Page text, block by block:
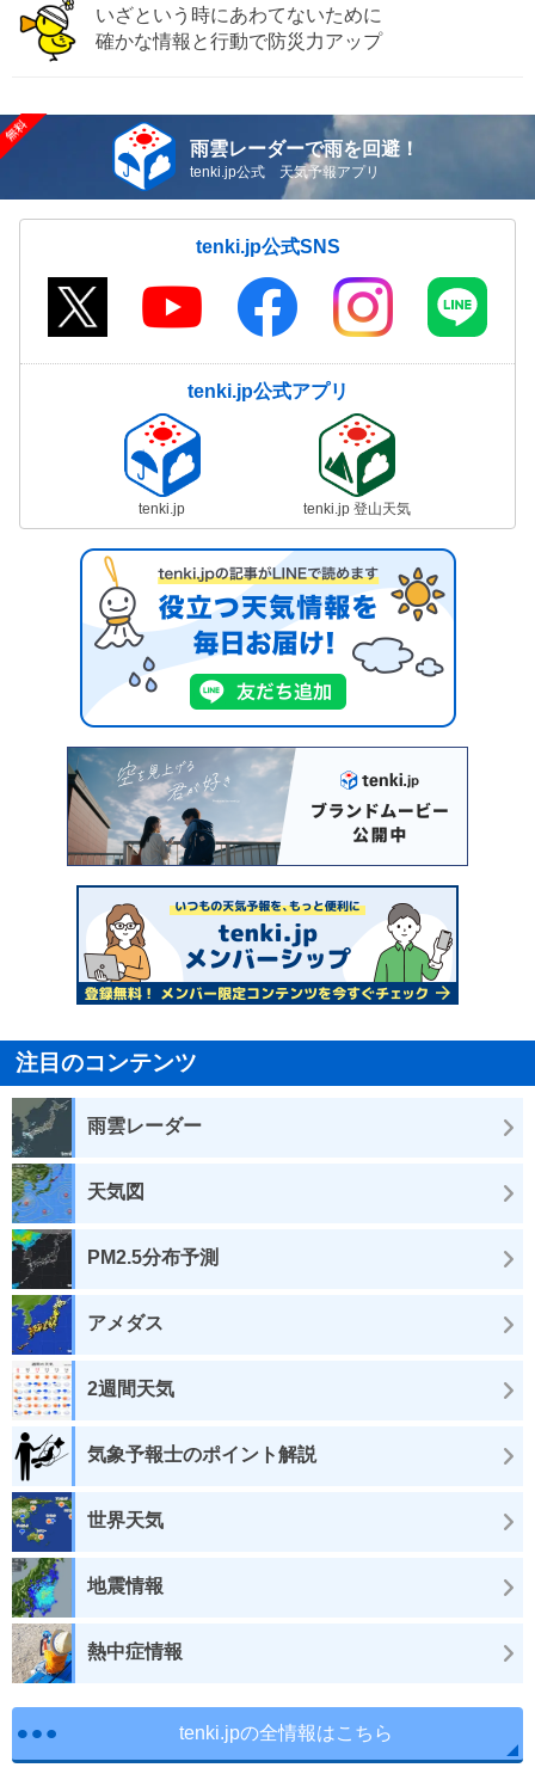
いざという時にあわてないために
確かな情報と行動で防災力アップ
雨雲レーダーで雨を回避！
tenki.jp公式 天気予報アプリ
tenki.jp公式SNS
tenki.jp公式アプリ
tenki.jp tenki.jp 登山天気
注目のコンテンツ
雨雲レーダー
天気図
PM2.5分布予測
アメダス
2週間天気
気象予報士のポイント解説
世界天気
地震情報
熱中症情報
tenki.jpの全情報はこちら